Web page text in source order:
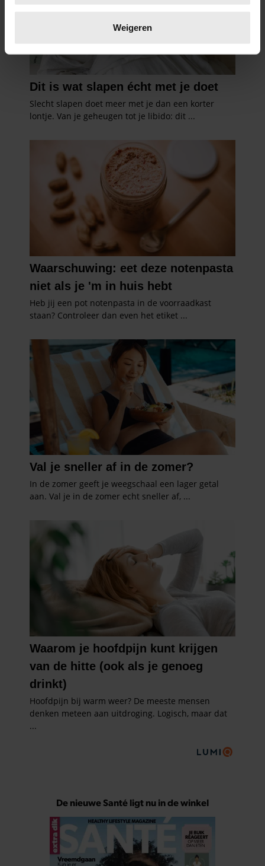
verwerkt en stel uw voorkeuren in het
intrekken in de Cookieverklaring.
We gebruiken cookies om content en advertenties te
personaliseren, om functies voor social media te bieden
en om ons websiteverkeer te analyseren. Ook delen we
informatie over uw gebruik van onze site met onze
partners voor social media, adverteren en analyse. Deze
partners kunnen deze gegevens combineren met andere
informatie die u aan ze heeft verstrekt of die ze hebben
verzameld op basis van uw gebruik van hun services. U
gaat akkoord met onze cookies als u onze website blijft
gebruiken.
Weigeren
De nieuwe Santé ligt nu in de winkel